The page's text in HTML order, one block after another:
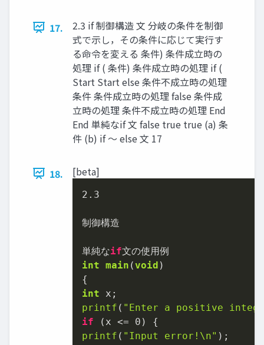
17.
2.3 if 制御構造 文 分岐の条件を制御
式で示し，その条件に応じて実行す
る命令を変える 条件) 条件成⽴時の
処理 if ( 条件) 条件成⽴時の処理 if (
Start Start else 条件不成⽴時の処理
条件 条件成⽴時の処理 false 条件成
⽴時の処理 条件不成⽴時の処理 End
End 単純なif ⽂ false true true (a) 条
件 (b) if 〜 else ⽂ 17
18. [beta]
2.3
制御構造
単純なif
int main (void )
int
printf ( "Enter a positive
if (x <= 0
printf ( "Input error!\n"